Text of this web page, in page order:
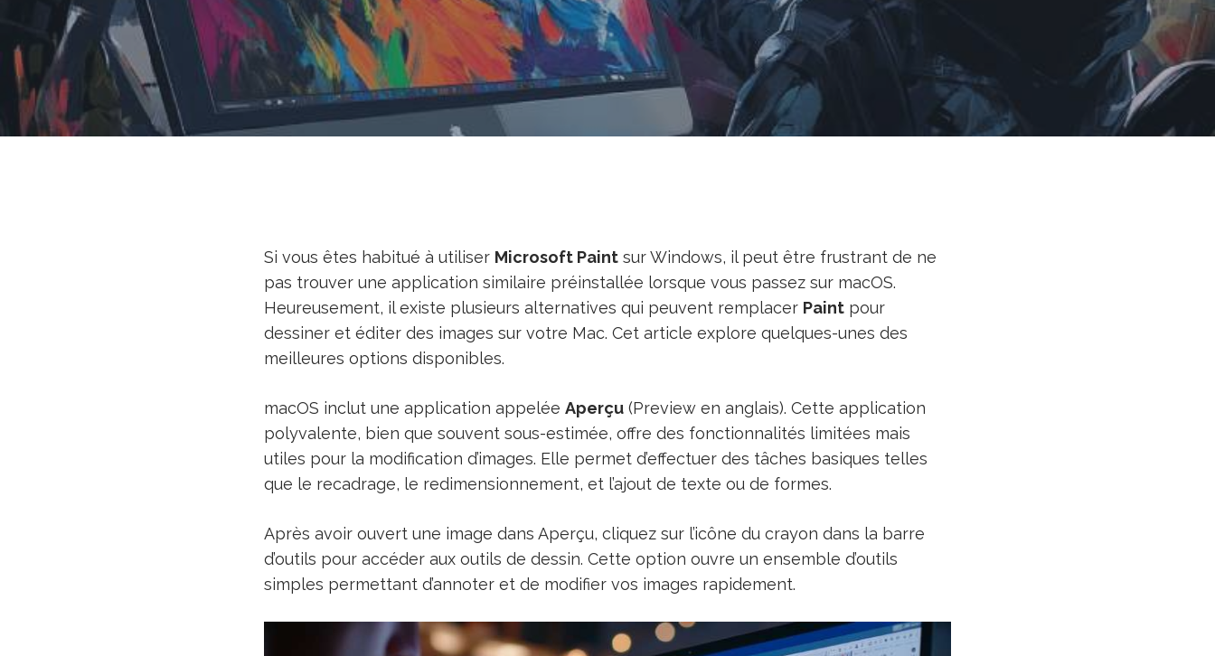
Si vous êtes habitué à utiliser Microsoft Paint sur Windows, il peut être frustrant de ne
pas trouver une application similaire préinstallée lorsque vous passez sur macOS.
Heureusement, il existe plusieurs alternatives qui peuvent remplacer Paint pour
dessiner et éditer des images sur votre Mac. Cet article explore quelques-unes des
meilleures options disponibles.
macOS inclut une application appelée Aperçu (Preview en anglais). Cette application
polyvalente, bien que souvent sous-estimée, offre des fonctionnalités limitées mais
utiles pour la modification d’images. Elle permet d’effectuer des tâches basiques telles
que le recadrage, le redimensionnement, et l’ajout de texte ou de formes.
Après avoir ouvert une image dans Aperçu, cliquez sur l’icône du crayon dans la barre
d’outils pour accéder aux outils de dessin. Cette option ouvre un ensemble d’outils
simples permettant d’annoter et de modifier vos images rapidement.